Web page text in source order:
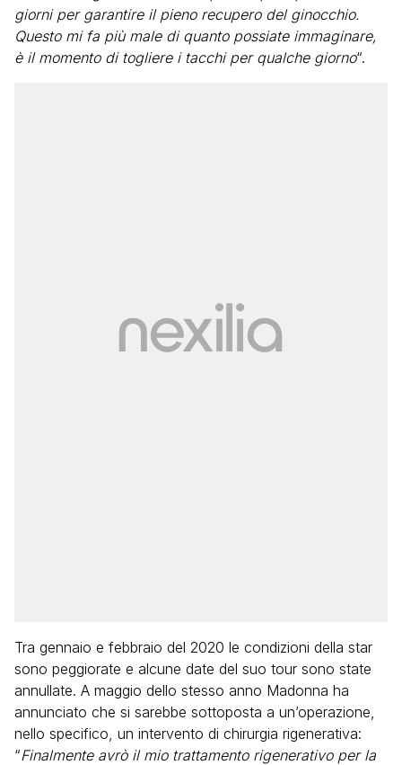
giorni per garantire il pieno recupero del ginocchio.
Questo mi fa più male di quanto possiate immaginare,
è il momento di togliere i tacchi per qualche giorno“.
Tra gennaio e febbraio del 2020 le condizioni della star
sono peggiorate e alcune date del suo tour sono state
annullate. A maggio dello stesso anno Madonna ha
annunciato che si sarebbe sottoposta a un’operazione,
nello specifico, un intervento di chirurgia rigenerativa:
“Finalmente avrò il mio trattamento rigenerativo per la